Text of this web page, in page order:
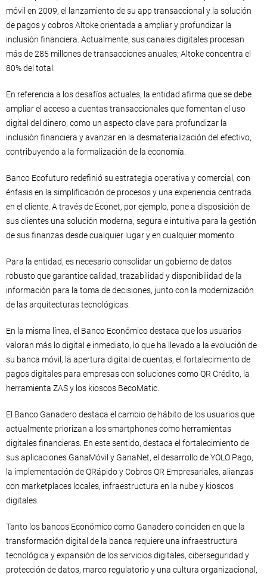
móvil en 2009, el lanzamiento de su app transaccional y la solución
de pagos y cobros Altoke orientada a ampliar y profundizar la
inclusión financiera. Actualmente, sus canales digitales procesan
más de 285 millones de transacciones anuales; Altoke concentra el
80% del total.
En referencia a los desafíos actuales, la entidad afirma que se debe
ampliar el acceso a cuentas transaccionales que fomentan el uso
digital del dinero, como un aspecto clave para profundizar la
inclusión financiera y avanzar en la desmaterialización del efectivo,
contribuyendo a la formalización de la economía.
Banco Ecofuturo redefinió su estrategia operativa y comercial, con
énfasis en la simplificación de procesos y una experiencia centrada
en el cliente. A través de Econet, por ejemplo, pone a disposición de
sus clientes una solución moderna, segura e intuitiva para la gestión
de sus finanzas desde cualquier lugar y en cualquier momento.
Para la entidad, es necesario consolidar un gobierno de datos
robusto que garantice calidad, trazabilidad y disponibilidad de la
información para la toma de decisiones, junto con la modernización
de las arquitecturas tecnológicas.
En la misma línea, el Banco Económico destaca que los usuarios
valoran más lo digital e inmediato, lo que ha llevado a la evolución de
su banca móvil, la apertura digital de cuentas, el fortalecimiento de
pagos digitales para empresas con soluciones como QR Crédito, la
herramienta ZAS y los kioscos BecoMatic.
El Banco Ganadero destaca el cambio de hábito de los usuarios que
actualmente priorizan a los smartphones como herramientas
digitales financieras. En este sentido, destaca el fortalecimiento de
sus aplicaciones GanaMóvil y GanaNet, el desarrollo de YOLO Pago,
la implementación de QRápido y Cobros QR Empresariales, alianzas
con marketplaces locales, infraestructura en la nube y kioscos
digitales.
Tanto los bancos Económico como Ganadero coinciden en que la
transformación digital de la banca requiere una infraestructura
tecnológica y expansión de los servicios digitales, ciberseguridad y
protección de datos, marco regulatorio y una cultura organizacional,